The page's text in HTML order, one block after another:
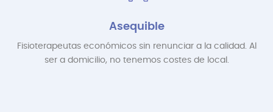
Asequible
Fisioterapeutas económicos sin renunciar a la calidad. Al
ser a domicilio, no tenemos costes de local.